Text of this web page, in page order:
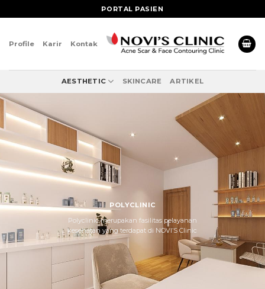
to
PORTAL PASIEN
Profile Karir Kontak
AESTHETIC SKINCARE ARTIKEL
POLYCLINIC
Polyclinic merupakan fasilitas pelayanan
kesehatan yang terdapat di NOVI’S Clinic